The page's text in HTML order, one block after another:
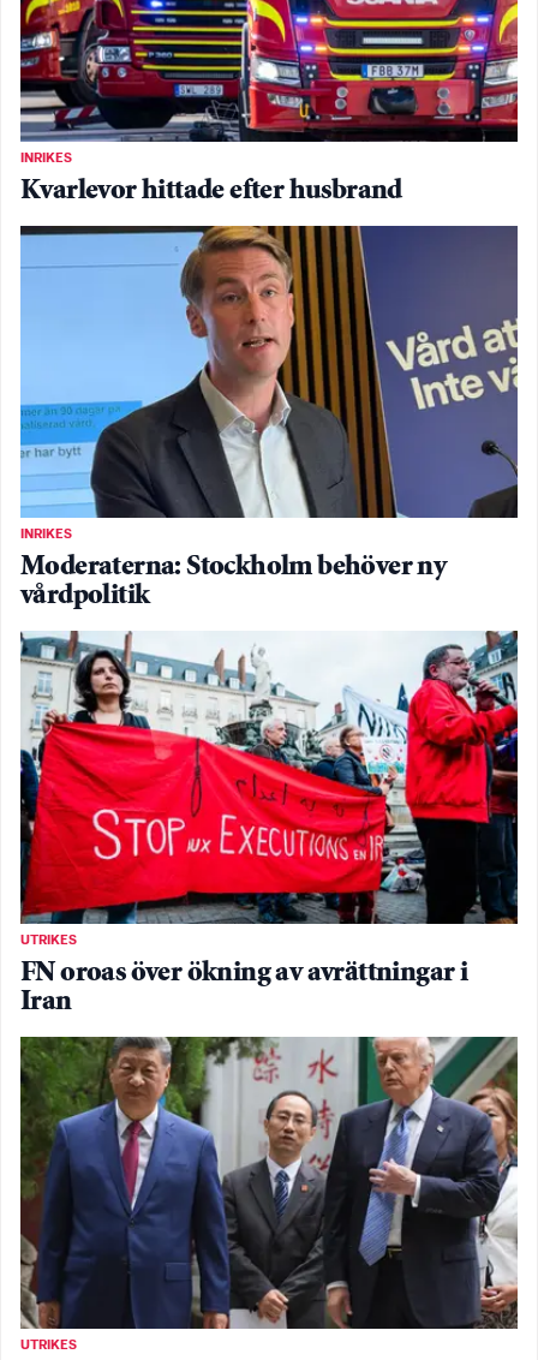
INRIKES
Kvarlevor hittade efter husbrand
INRIKES
Moderaterna: Stockholm behöver ny
vårdpolitik
UTRIKES
FN oroas över ökning av avrättningar i
Iran
UTRIKES